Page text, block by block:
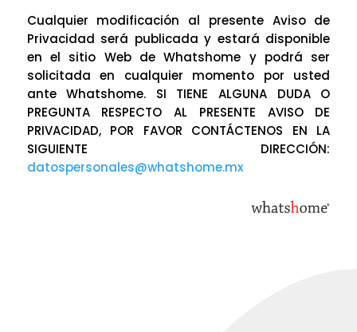
Cualquier modificación al presente Aviso de
Privacidad será publicada y estará disponible
en el sitio Web de Whatshome y podrá ser
solicitada en cualquier momento por usted
ante Whatshome. SI TIENE ALGUNA DUDA O
PREGUNTA RESPECTO AL PRESENTE AVISO DE
PRIVACIDAD, POR FAVOR CONTÁCTENOS EN LA
SIGUIENTE DIRECCIÓN:
datospersonales@whatshome.mx